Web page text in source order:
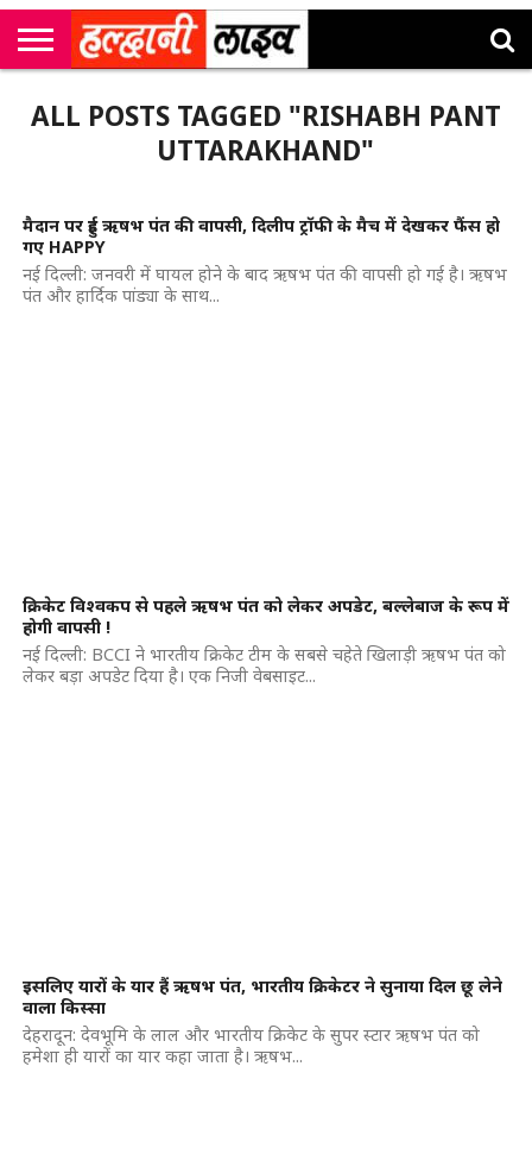
सी
एम
कॉर्नर
उत्तराखंड
न्यूज़
खेल
मनोरंजन
सम्पादकीय
जॉब
अलर्ट्स
ALL POSTS TAGGED "RISHABH PANT
UTTARAKHAND"
मैदान पर हुई ऋषभ पंत की वापसी, दिलीप ट्रॉफी के मैच में देखकर फैंस हो
गए HAPPY
नई दिल्ली: जनवरी में घायल होने के बाद ऋषभ पंत की वापसी हो गई है। ऋषभ
पंत और हार्दिक पांड्या के साथ...
क्रिकेट विश्वकप से पहले ऋषभ पंत को लेकर अपडेट, बल्लेबाज के रूप में
होगी वापसी !
नई दिल्ली: BCCI ने भारतीय क्रिकेट टीम के सबसे चहेते खिलाड़ी ऋषभ पंत को
लेकर बड़ा अपडेट दिया है। एक निजी वेबसाइट...
इसलिए यारों के यार हैं ऋषभ पंत, भारतीय क्रिकेटर ने सुनाया दिल छू लेने
वाला किस्सा
देहरादून: देवभूमि के लाल और भारतीय क्रिकेट के सुपर स्टार ऋषभ पंत को
हमेशा ही यारों का यार कहा जाता है। ऋषभ...